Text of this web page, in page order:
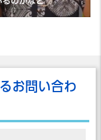
お問い合わ